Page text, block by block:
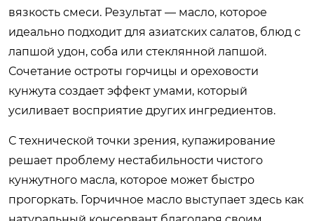
вязкость смеси. Результат — масло, которое
идеально подходит для азиатских салатов, блюд с
лапшой удон, соба или стеклянной лапшой.
Сочетание остроты горчицы и ореховости
кунжута создает эффект умами, который
усиливает восприятие других ингредиентов.
С технической точки зрения, купажирование
решает проблему нестабильности чистого
кунжутного масла, которое может быстро
прогоркать. Горчичное масло выступает здесь как